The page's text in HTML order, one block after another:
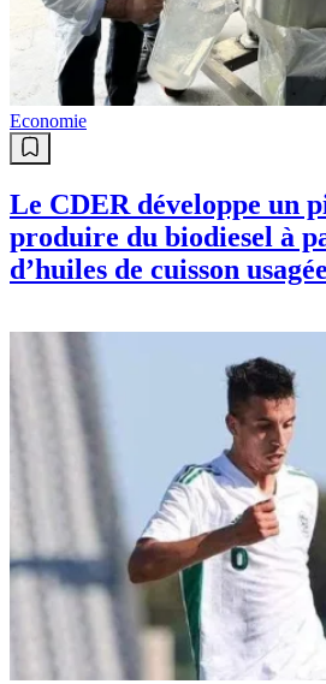
Economie
Le CDER développe un
produire du biodiesel à
d’huiles de cuisson